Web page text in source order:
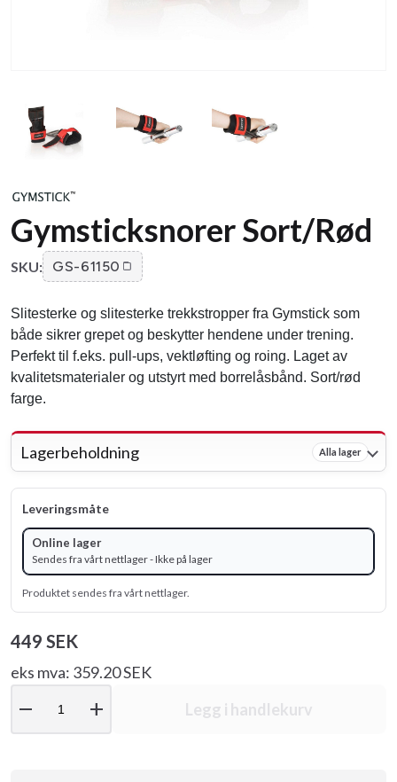
Gymsticksnorer Sort/Rød
SKU: GS-61150
Slitesterke og slitesterke trekkstropper fra Gymstick som
både sikrer grepet og beskytter hendene under trening.
Perfekt til f.eks. pull-ups, vektløfting og roing. Laget av
kvalitetsmaterialer og utstyrt med borrelåsbånd. Sort/rød
farge.
Lagerbeholdning Alla lager
Leveringsmåte
Online lager
Sendes fra vårt nettlager - Ikke på lager
Produktet sendes fra vårt nettlager.
449 SEK
eks mva: 359.20 SEK
remove add Legg i handlekurv